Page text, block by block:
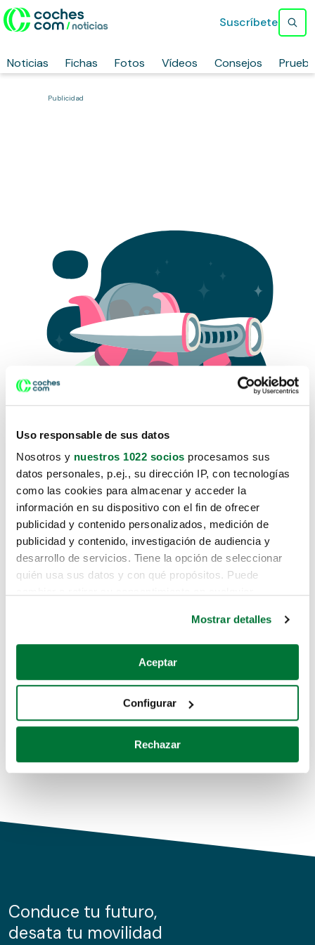
Uso responsable de sus datos
Nosotros y nuestros 1022 socios procesamos sus
datos personales, p.ej., su dirección IP, con tecnologías
como las cookies para almacenar y acceder la
información en su dispositivo con el fin de ofrecer
publicidad y contenido personalizados, medición de
publicidad y contenido, investigación de audiencia y
desarrollo de servicios. Tiene la opción de seleccionar
quién usa sus datos y con qué propósitos. Puede
Si lo permite, también quisiéramos:
Recopilar información sobre su ubicación geográfica
Identificar su dispositivo analizándolo activamente
para buscar características específicas (huellas
Obtenga más información sobre cómo se procesan sus
de cookies.
información sobre el uso que haga del sitio web con
nuestros partners de redes sociales, publicidad y análisis
Mostrar detalles
Aceptar
Configurar
Rechazar
Noticias Fichas Fotos Vídeos Consejos
Suscríbete
Publicidad
Lo sentimos, no sabemos como
te hemos traido hasta aquí.
Pero puedes encontrar el coche que estás
buscando en alguno de estos enlaces:
Coches de segunda mano
Coches de km0
Conduce tu futuro,
desata tu movilidad